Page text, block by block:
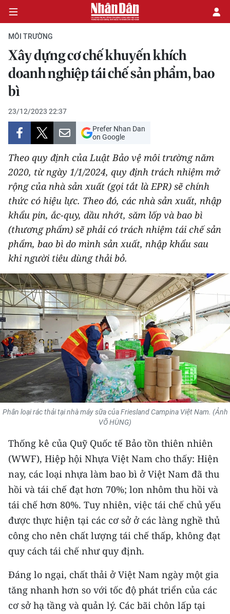
CHÍNH TRỊ
KINH TẾ
VĂN HÓA
XÃ HỘI
PHÁP LUẬT
DU LỊCH
THẾ GIỚI
THỂ THAO
GIÁO DỤC
Y TẾ
KHOA HỌC - CÔNG NGHỆ
MÔI TRƯỜNG
BẠN ĐỌC
KIỂM CHỨNG THÔNG TIN
TRI THỨC CHUYÊN SÂU
54 DÂN TỘC VIỆT NAM
CHƯƠNG TRÌNH OCOP - MỖI XÃ
MỘT SẢN PHẨM
RADIO
MEDIA CENTER
E-Magazine
Video
Media Chính trị
MÔI TRƯỜNG
Xây dựng cơ chế khuyến khích
doanh nghiệp tái chế sản phẩm, bao
bì
23/12/2023 22:37
Prefer Nhan Dan
on Google
Theo quy định của Luật Bảo vệ môi trường năm
2020, từ ngày 1/1/2024, quy định trách nhiệm mở
rộng của nhà sản xuất (gọi tắt là EPR) sẽ chính
thức có hiệu lực. Theo đó, các nhà sản xuất, nhập
khẩu pin, ắc-quy, dầu nhớt, săm lốp và bao bì
(thương phẩm) sẽ phải có trách nhiệm tái chế sản
phẩm, bao bì do mình sản xuất, nhập khẩu sau
khi người tiêu dùng thải bỏ.
Phân loại rác thải tại nhà máy sữa của Friesland Campina Việt Nam. (Ảnh
VÕ HÙNG)
Thống kê của Quỹ Quốc tế Bảo tồn thiên nhiên
(WWF), Hiệp hội Nhựa Việt Nam cho thấy: Hiện
nay, các loại nhựa làm bao bì ở Việt Nam đã thu
hồi và tái chế đạt hơn 70%; lon nhôm thu hồi và
tái chế hơn 80%. Tuy nhiên, việc tái chế chủ yếu
được thực hiện tại các cơ sở ở các làng nghề thủ
công cho nên chất lượng tái chế thấp, không đạt
quy cách tái chế như quy định.
Ðáng lo ngại, chất thải ở Việt Nam ngày một gia
tăng nhanh hơn so với tốc độ phát triển của các
cơ sở hạ tầng và quản lý. Các bãi chôn lấp tại